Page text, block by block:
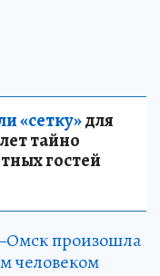
«сетку»для
тайно
гостей
произошла
человеком